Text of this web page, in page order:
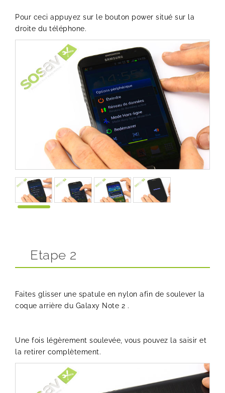
Pour ceci appuyez sur le bouton power situé sur la
droite du téléphone.
Etape 2
Faites glisser une spatule en nylon afin de soulever la
coque arrière du Galaxy Note 2 .
Une fois légèrement soulevée, vous pouvez la saisir et
la retirer complètement.